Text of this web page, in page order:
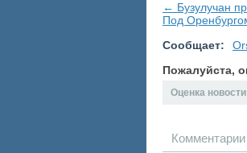
← Бузулучан
Под
Сообщает:
Пожалуйста,
Оценка новости
Комментарии